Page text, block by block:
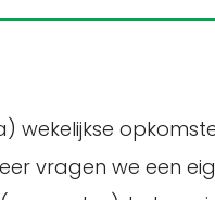
wekelijkse
vragen we een